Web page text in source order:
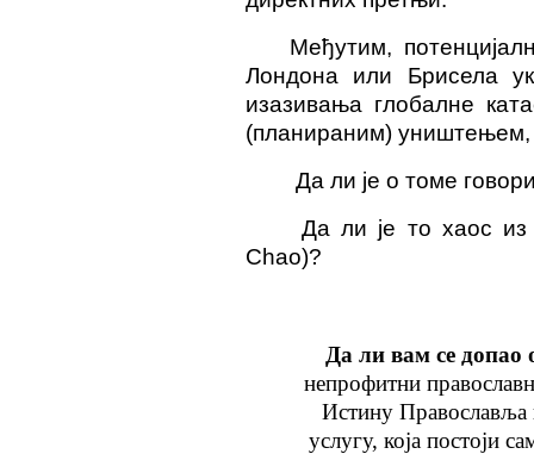
Међутим,
Лондона или Брисела
изазивања глобалне
(планираним) уништењем,
Да ли је о томе
Да ли је то хаос из
Chao)?
Да ли вам се допао
непрофитни
Истину
услугу, којапостоји